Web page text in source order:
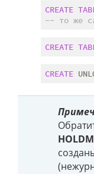
CREATE
-- то же
CREATE
CREATE